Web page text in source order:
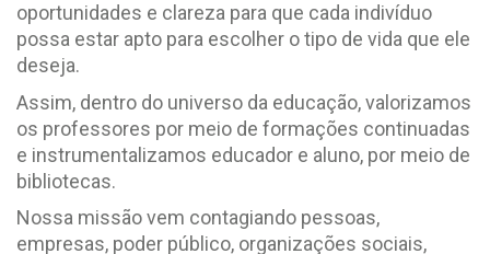
oportunidades e clareza para que cada indivíduo
possa estar apto para escolher o tipo de vida que ele
deseja.
Assim, dentro do universo da educação, valorizamos
os professores por meio de formações continuadas
e instrumentalizamos educador e aluno, por meio de
bibliotecas.
Nossa missão vem contagiando pessoas,
empresas, poder público, organizações sociais,